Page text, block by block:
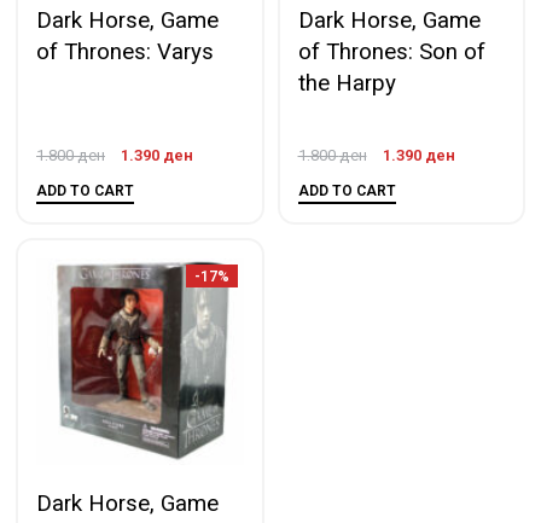
Dark Horse, Game
of Thrones: Varys
1.800ден 1.390 ден
ADD TO CART
Dark Horse, Game
of Thrones: Son of
the Harpy
1.800ден 1.390 ден
ADD TO CART
-17%
Dark Horse, Game